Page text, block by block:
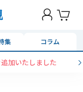
集 コラム
加いたしました